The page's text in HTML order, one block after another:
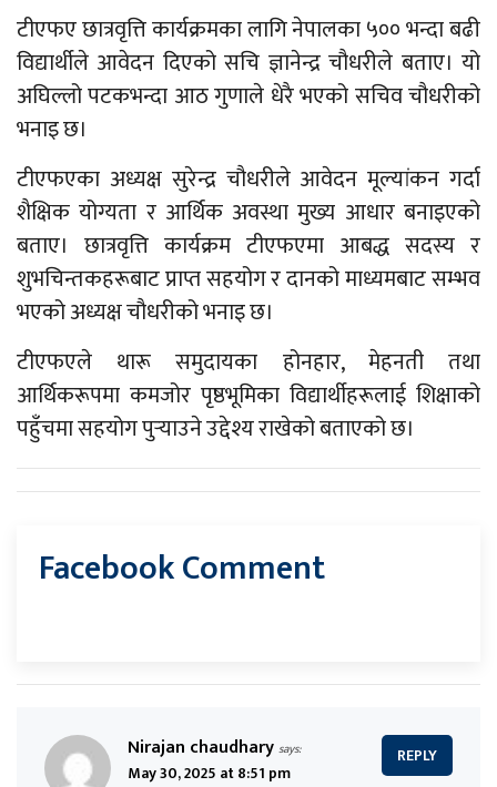
टीएफए छात्रवृत्ति कार्यक्रमका लागि नेपालका ५०० भन्दा बढी
विद्यार्थीले आवेदन दिएको सचि ज्ञानेन्द्र चौधरीले बताए। यो
अघिल्लो पटकभन्दा आठ गुणाले धेरै भएको सचिव चौधरीको
भनाइ छ।
टीएफएका अध्यक्ष सुरेन्द्र चौधरीले आवेदन मूल्यांकन गर्दा
शैक्षिक योग्यता र आर्थिक अवस्था मुख्य आधार बनाइएको
बताए। छात्रवृत्ति कार्यक्रम टीएफएमा आबद्ध सदस्य र
शुभचिन्तकहरूबाट प्राप्त सहयोग र दानको माध्यमबाट सम्भव
भएको अध्यक्ष चौधरीको भनाइ छ।
टीएफएले थारू समुदायका होनहार, मेहनती तथा
आर्थिकरूपमा कमजोर पृष्ठभूमिका विद्यार्थीहरूलाई शिक्षाको
पहुँचमा सहयोग पुर्‍याउने उद्देश्य राखेको बताएको छ।
Facebook Comment
Nirajan chaudhary says:
May 30, 2025 at 8:51 pm
REPLY